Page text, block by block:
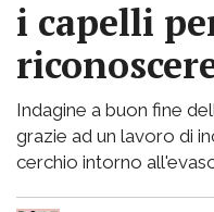
i capelli
Indagine a buon fine
grazie ad un lavoro di
cerchio intorno